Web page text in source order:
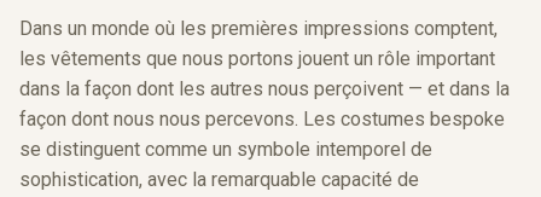
Dans un monde où les premières impressions comptent,
les vêtements que nous portons jouent un rôle important
dans la façon dont les autres nous perçoivent — et dans la
façon dont nous nous percevons. Les costumes bespoke
se distinguent comme un symbole intemporel de
sophistication, avec la remarquable capacité de